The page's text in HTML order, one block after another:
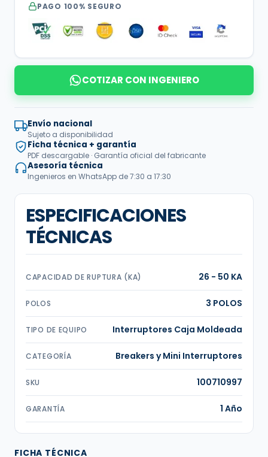
PAGO 100% SEGURO
COTIZAR CON INGENIERO
Envío nacional
Sujeto a disponibilidad
Ficha técnica + garantía
PDF descargable · Garantía oficial del fabricante
Asesoría técnica
Ingenieros en WhatsApp de 7:30 a 17:30
ESPECIFICACIONES
TÉCNICAS
CAPACIDAD DE RUPTURA (KA) 26 - 50 KA
POLOS 3 POLOS
TIPO DE EQUIPO Interruptores Caja Moldeada
CATEGORÍA Breakers y Mini Interruptores
SKU 100710997
GARANTÍA 1 Año
FICHA TÉCNICA